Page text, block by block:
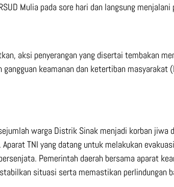
Mulia pada sore hari dan langsung menjalani
aksi penyerangan yang disertai tembakan
gangguan keamanan dan ketertiban
warga Distrik Sinak menjadi korban jiwa
TNI yang datang untuk melakukan
Pemerintah daerah bersama aparat
situasi serta memastikan perlindungan